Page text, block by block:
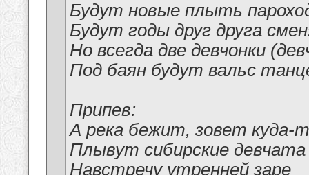
Будут новые плыть
Будут годы друг друга
Но всегда две девчонки
Под баян будут вальс
Припев:
А река бежит, зовет куда-
Плывут сибирские девчата
Навстречу утренней заре